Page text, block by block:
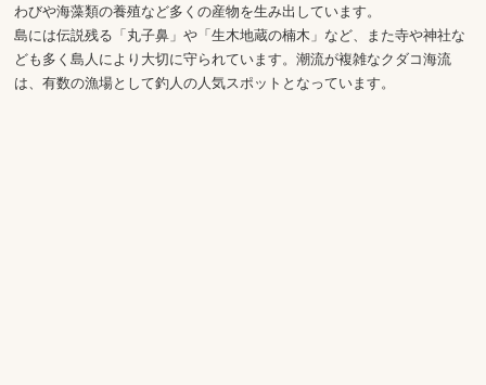
わびや海藻類の養殖など多くの産物を生み出しています。
島には伝説残る「丸子鼻」や「生木地蔵の楠木」など、また寺や神社な
ども多く島人により大切に守られています。潮流が複雑なクダコ海流
は、有数の漁場として釣人の人気スポットとなっています。